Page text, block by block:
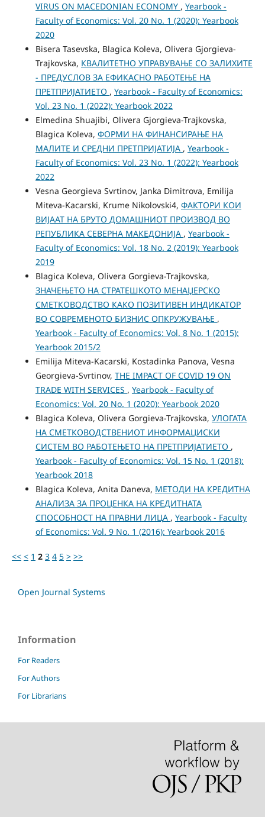
VIRUS ON MACEDONIAN ECONOMY , Yearbook -
Faculty of Economics: Vol. 20 No. 1 (2020): Yearbook
2020
Bisera Tasevska, Blagica Koleva, Olivera Gjorgieva-
Trajkovska, КВАЛИТЕТНО УПРАВУВАЊЕ СО ЗАЛИХИТЕ
- ПРЕДУСЛОВ ЗА ЕФИКАСНО РАБОТЕЊЕ НА
ПРЕТПРИЈАТИЕТО , Yearbook - Faculty of Economics:
Vol. 23 No. 1 (2022): Yearbook 2022
Elmedina Shuajibi, Olivera Gjorgieva-Trajkovska,
Blagica Koleva, ФОРМИ НА ФИНАНСИРАЊЕ НА
МАЛИТЕ И СРЕДНИ ПРЕТПРИЈАТИЈА , Yearbook -
Faculty of Economics: Vol. 23 No. 1 (2022): Yearbook
2022
Vesna Georgieva Svrtinov, Janka Dimitrova, Emilija
Miteva-Kacarski, Krume Nikolovski4, ФАКТОРИ КОИ
ВИЈААТ НА БРУТО ДОМАШНИОТ ПРОИЗВОД ВО
РЕПУБЛИКА СЕВЕРНА МАКЕДОНИЈА , Yearbook -
Faculty of Economics: Vol. 18 No. 2 (2019): Yearbook
2019
Blagica Koleva, Olivera Gorgieva-Trajkovska,
ЗНАЧЕЊЕТО НА СТРАТЕШКОТО МЕНАЏЕРСКО
СМЕТКОВОДСТВО КАКО ПОЗИТИВЕН ИНДИКАТОР
ВО СОВРЕМЕНОТО БИЗНИС ОПКРУЖУВАЊЕ ,
Yearbook - Faculty of Economics: Vol. 8 No. 1 (2015):
Yearbook 2015/2
Emilija Miteva-Kacarski, Kostadinka Panova, Vesna
Georgieva-Svrtinov, THE IMPACT OF COVID 19 ON
TRADE WITH SERVICES , Yearbook - Faculty of
Economics: Vol. 20 No. 1 (2020): Yearbook 2020
Blagica Koleva, Olivera Gorgieva-Trajkovska, УЛОГАТА
НА СМЕТКОВОДСТВЕНИОТ ИНФОРМАЦИСКИ
СИСТЕМ ВО РАБОТЕЊЕТО НА ПРЕТПРИЈАТИЕТО ,
Yearbook - Faculty of Economics: Vol. 15 No. 1 (2018):
Yearbook 2018
Blagica Koleva, Anita Daneva, МЕТОДИ НА КРЕДИТНА
АНАЛИЗА ЗА ПРОЦЕНКА НА КРЕДИТНАТА
СПОСОБНОСТ НА ПРАВНИ ЛИЦА , Yearbook - Faculty
of Economics: Vol. 9 No. 1 (2016): Yearbook 2016
<< < 1 2 3 4 5 > >>
Open Journal Systems
Information
For Readers
For Authors
For Librarians